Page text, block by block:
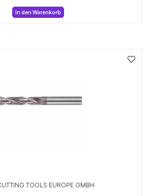
In den Warenkorb
TOOLS EUROPE GMBH